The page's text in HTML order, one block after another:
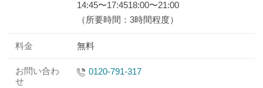
14:45〜17:4518:00〜21:00
（所要時間：3時間程度）
料金 無料
お問い合わ
せ
0120-791-317